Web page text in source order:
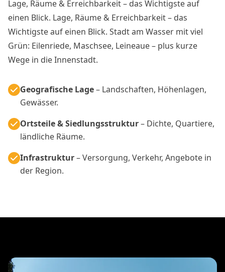
Lage, Räume & Erreichbarkeit – das Wichtigste auf
einen Blick. Lage, Räume & Erreichbarkeit – das
Wichtigste auf einen Blick. Stadt am Wasser mit viel
Grün: Eilenriede, Maschsee, Leineaue – plus kurze
Wege in die Innenstadt.
Geografische Lage– Landschaften, Höhenlagen,
Gewässer.
Ortsteile & Siedlungsstruktur– Dichte, Quartiere,
ländliche Räume.
Infrastruktur– Versorgung, Verkehr, Angebote in
der Region.